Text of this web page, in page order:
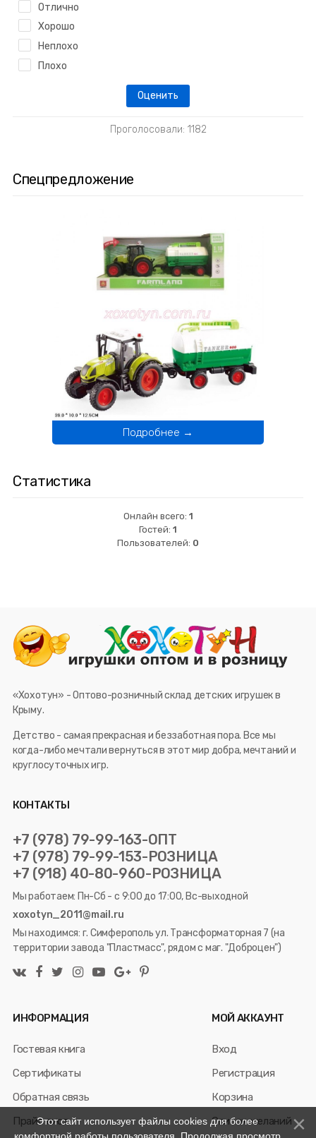
Отлично
Хорошо
Неплохо
Плохо
Проголосовали: 1182
Спецпредложение
Подробнее →
Статистика
Онлайн всего: 1
Гостей: 1
Пользователей: 0
«Хохотун» - Оптово-розничный склад детских игрушек в
Крыму.
Детство - самая прекрасная и беззаботная пора. Все мы
когда-либо мечтали вернуться в этот мир добра, мечтаний и
круглосуточных игр.
КОНТАКТЫ
+7 (978) 79-99-163-ОПТ
+7 (978) 79-99-153-РОЗНИЦА
+7 (918) 40-80-960-РОЗНИЦА
Мы работаем: Пн-Сб - с 9:00 до 17:00, Вс-выходной
xoxotyn_2011@mail.ru
Мы находимся: г. Симферополь ул. Трансформаторная 7 (на
территории завода "Пластмасс", рядом с маг. "Доброцен")
ИНФОРМАЦИЯ
Гостевая книга
Сертификаты
Обратная связь
Прайс лист
МОЙ АККАУНТ
Вход
Регистрация
Корзина
Список желаний
Этот сайт использует файлы cookies для более